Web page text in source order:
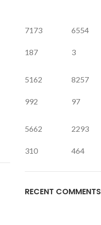
7173
187
6554
3
5162
992
8257
97
5662
310
2293
464
RECENT COMMENTS